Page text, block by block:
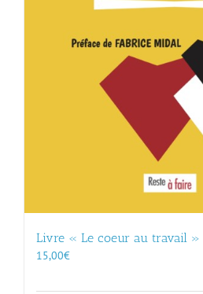
Livre « Le coeur au travail »
15,00€